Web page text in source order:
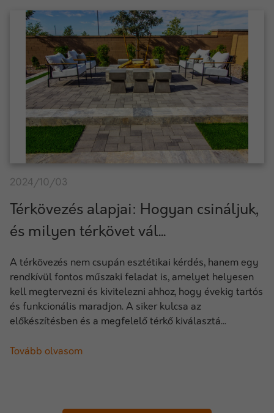
2024/10/03
Térkövezés alapjai: Hogyan csináljuk,
és milyen térkövet vál...
A térkövezés nem csupán esztétikai kérdés, hanem egy
rendkívül fontos műszaki feladat is, amelyet helyesen
kell megtervezni és kivitelezni ahhoz, hogy évekig tartós
és funkcionális maradjon. A siker kulcsa az
előkészítésben és a megfelelő térkő kiválasztá...
Tovább olvasom